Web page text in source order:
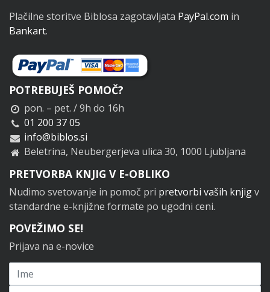
Plačilne storitve Biblosa zagotavljata PayPal.com in
Bankart.
POTREBUJEŠ POMOČ?
pon. – pet. / 9h do 16h
01 200 37 05
info@biblos.si
Beletrina, Neubergerjeva ulica 30, 1000 Ljubljana
PRETVORBA KNJIG V E-OBLIKO
Nudimo svetovanje in pomoč pri pretvorbi vaših knjigv
standardne e-knjižne formate po ugodni ceni.
POVEŽIMO SE!
Prijava na e-novice